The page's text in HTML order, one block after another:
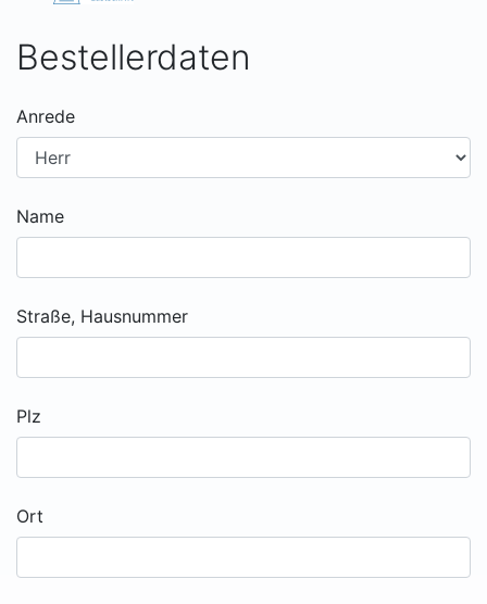
Bestellerdaten
Anrede
Name
Straße, Hausnummer
Plz
Ort